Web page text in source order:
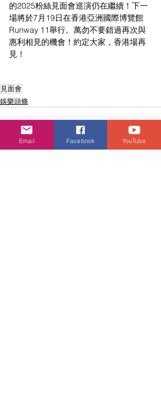
的2025粉絲見面會巡演仍在繼續！下一
場將於7月19日在香港亞洲國際博覽館
Runway 11舉行。萬勿不要錯過再次與
惠利相見的機會！約定大家，香港場再
見！
見面會
娛樂頭條
Email Facebook YouTube